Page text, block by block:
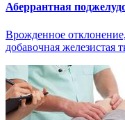
Аберрантная
Врожденное отклонение,
добавочная железистая